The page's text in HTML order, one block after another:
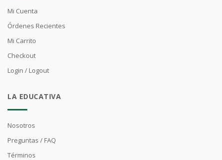
Mi Cuenta
Órdenes Recientes
Mi Carrito
Checkout
Login / Logout
LA EDUCATIVA
Nosotros
Preguntas / FAQ
Términos